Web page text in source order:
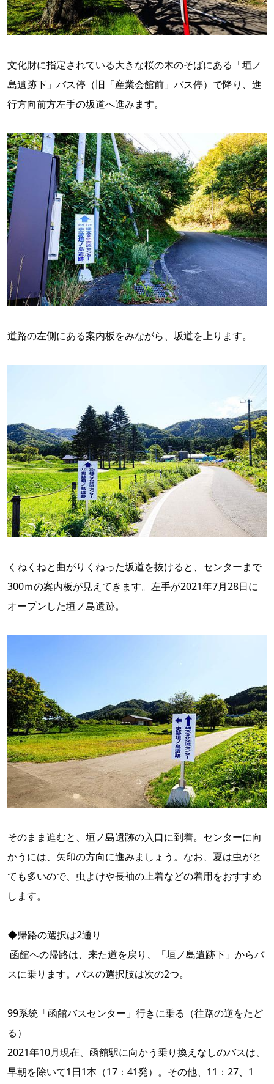
文化財に指定されている大きな桜の木のそばにある「垣ノ
島遺跡下」バス停（旧「産業会館前」バス停）で降り、進
行方向前方左手の坂道へ進みます。
道路の左側にある案内板をみながら、坂道を上ります。
くねくねと曲がりくねった坂道を抜けると、センターまで
300ｍの案内板が見えてきます。左手が2021年7月28日に
オープンした垣ノ島遺跡。
そのまま進むと、垣ノ島遺跡の入口に到着。センターに向
かうには、矢印の方向に進みましょう。なお、夏は虫がと
ても多いので、虫よけや長袖の上着などの着用をおすすめ
します。
◆帰路の選択は2通り
函館への帰路は、来た道を戻り、「垣ノ島遺跡下」からバ
スに乗ります。バスの選択肢は次の2つ。
99系統「函館バスセンター」行きに乗る（往路の逆をたど
る）
2021年10月現在、函館駅に向かう乗り換えなしのバスは、
早朝を除いて1日1本（17：41発）。その他、11：27、1